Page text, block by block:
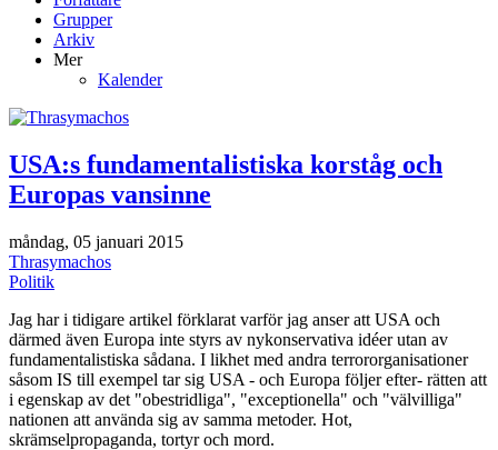
Grupper
Arkiv
Mer
Kalender
USA:s fundamentalistiska korståg och
Europas vansinne
måndag, 05 januari 2015
Thrasymachos
Politik
Jag har i tidigare artikel förklarat varför jag anser att USA och
därmed även Europa inte styrs av nykonservativa idéer utan av
fundamentalistiska sådana. I likhet med andra terrororganisationer
såsom IS till exempel tar sig USA - och Europa följer efter- rätten att
i egenskap av det "obestridliga", "exceptionella" och "välvilliga"
nationen att använda sig av samma metoder. Hot,
skrämselpropaganda, tortyr och mord.